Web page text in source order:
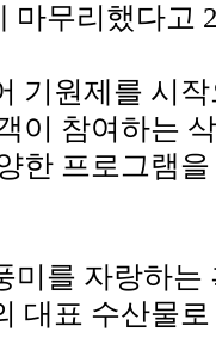
마무리했다고
기원제를 시
이 참여하는
한 프로그램
미를 자랑하는
대표 수산물